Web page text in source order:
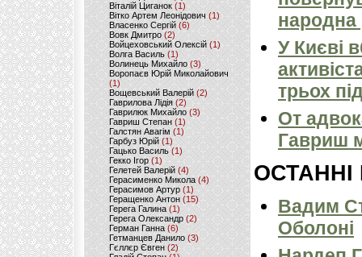
Віталій Циганок (1)
Вітко Артем Леонідович(1)
Власенко Сергій (6)
Вовк Дмитро(2)
Войцеховський Олексій(1)
Волга Василь (1)
Волинець Михайло (3)
Воропаєв Юрій Миколайович
(1)
Вощевський Валерій(2)
Гаврилова Лідія (2)
Гаврилюк Михайло (3)
Гавриш Степан (1)
Галстян Авагім (1)
Гарбуз Юрій (1)
Гацько Василь (1)
Гекко Ігор(1)
Гелетей Валерій (4)
Герасименко Микола (4)
Герасимов Артур (1)
Геращенко Антон(15)
Герега Галина (1)
Герега Олександр (2)
Герман Ганна (6)
Гетманцев Данило (3)
Гєллєр Євген (2)
народна
У Києві
трьох
От
Гавриш
ОСТАННІ
Вадим
Оболоні